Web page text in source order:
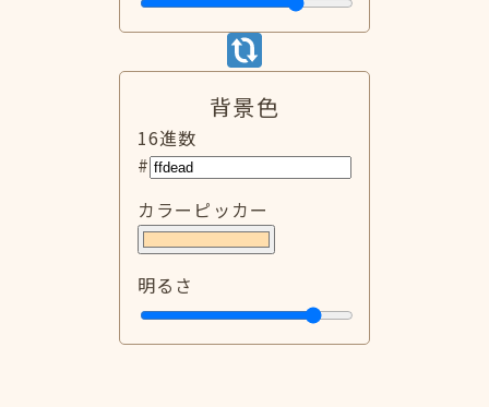
背景色
16進数
#
カラーピッカー
明るさ